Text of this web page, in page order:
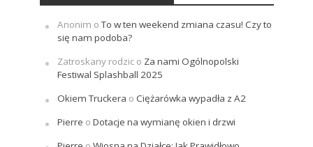
Anonim oTo w ten weekend zmiana czasu! Czy to
się nam podoba?
Zatroskany rodzico Za nami Ogólnopolski
Festiwal Splashball 2025
Okiem Truckera o Ciężarówka wypadła z A2
Pierre o Dotacje na wymianę okien i drzwi